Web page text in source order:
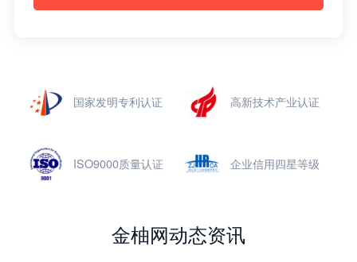
国家发明专利认证 高新技术产业认证
ISO9000质量认证 企业信用四星等级
金柚网动态资讯